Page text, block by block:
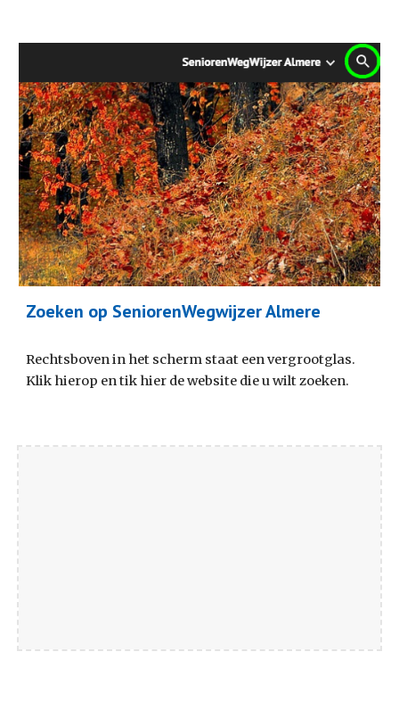
Zoeken op SeniorenWegwijzer Almere
Rechtsboven in het scherm staat een vergrootglas.
Klik hierop en tik hier de website die u wilt zoeken.